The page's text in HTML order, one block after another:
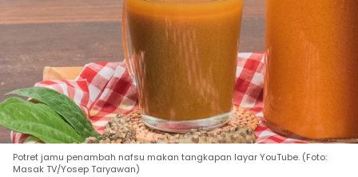
Potret jamu penambah nafsu makan tangkapan layar YouTube. (Foto:
Masak TV/Yosep Taryawan)